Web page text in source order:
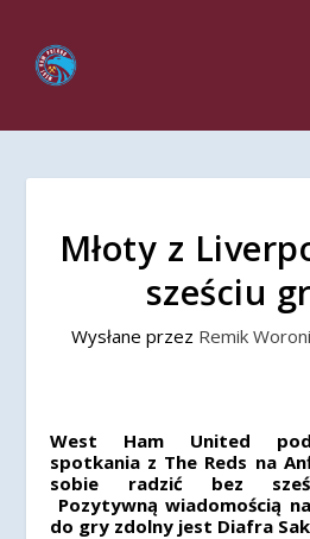
Młoty z
sześciu
Wysłane przez Remik
West Ham United
spotkania z The Reds na
sobie radzić bez
Pozytywną wiadomością
do gry zdolny jest Diafra